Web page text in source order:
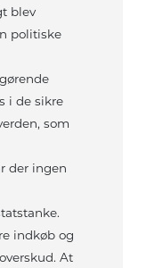
blev
politiske
i de sikre
som
der ingen
indkøb og
At